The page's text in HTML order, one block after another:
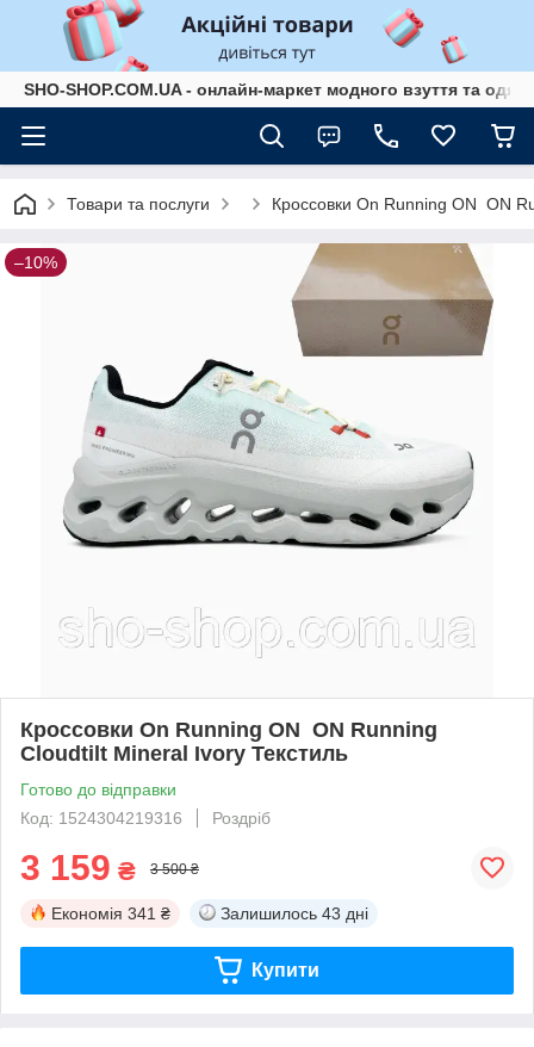
SHO-SHOP.COM.UA - онлайн-маркет модного взуття та
Товари та послуги Кроссовки On Running ON ​ ON
–10%
Кроссовки On Running ON ​ ON Running
Cloudtilt Mineral Ivory Текстиль
Готово до відправки
Код: 1524304219316
Роздріб
3 159 ₴ 3 500 ₴
Економія 341 ₴ Залишилось 43 дні
Купити